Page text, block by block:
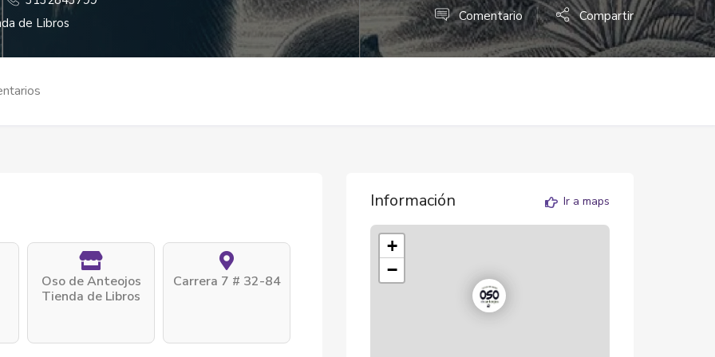
de Libros
Comentario Compartir
Oso de Anteojos
Tienda de Libros
Carrera 7 # 32-84
Información Ir a maps
+
−